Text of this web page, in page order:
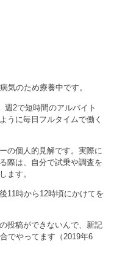
気のため療養中です。
週2で短時間のアルバイト
うに毎日フルタイムで働く
の個人的見解です。実際に
際は、自分で試乗や調査を
ます。
11時から12時頃にかけてを
投稿ができないんで、新記
でやってます（2019年6